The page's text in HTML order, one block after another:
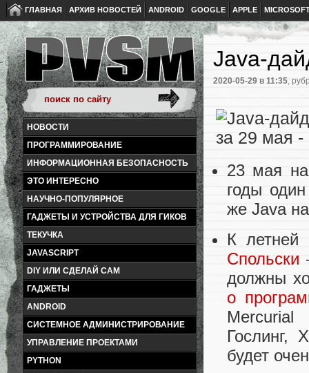
ГЛАВНАЯ АРХИВ НОВОСТЕЙ ANDROID GOOGLE APPLE
НОВОСТИ
ПРОГРАММИРОВАНИЕ
ИНФОРМАЦИОННАЯ БЕЗОПАСНОСТЬ
ЭТО ИНТЕРЕСНО
НАУЧНО-ПОПУЛЯРНОЕ
ГАДЖЕТЫ И УСТРОЙСТВА ДЛЯ ГИКОВ
ТЕКУЧКА
JAVASCRIPT
DIY ИЛИ СДЕЛАЙ САМ
ГАДЖЕТЫ
ANDROID
СИСТЕМНОЕ АДМИНИСТРИРОВАНИЕ
УПРАВЛЕНИЕ ПРОЕКТАМИ
PYTHON
Java-
2020-05-29 в 11:35,
23 мая
годы
же Java
К летней
Спольски
должны
о
Гослинг,
будет